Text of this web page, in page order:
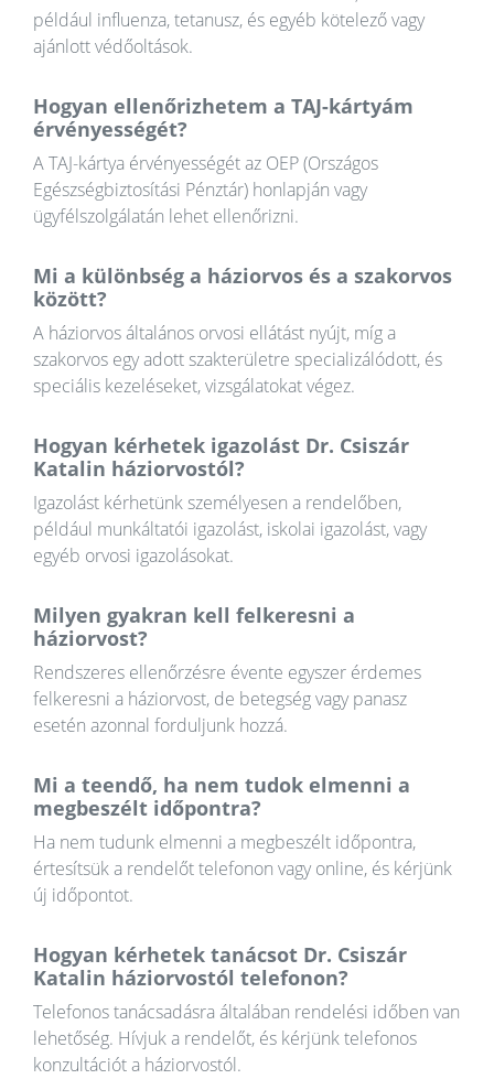
például influenza, tetanusz, és egyéb kötelező vagy
ajánlott védőoltások.
Hogyan ellenőrizhetem a TAJ-kártyám
érvényességét?
A TAJ-kártya érvényességét az OEP (Országos
Egészségbiztosítási Pénztár) honlapján vagy
ügyfélszolgálatán lehet ellenőrizni.
Mi a különbség a háziorvos és a szakorvos
között?
A háziorvos általános orvosi ellátást nyújt, míg a
szakorvos egy adott szakterületre specializálódott, és
speciális kezeléseket, vizsgálatokat végez.
Hogyan kérhetek igazolást Dr. Csiszár
Katalin háziorvostól?
Igazolást kérhetünk személyesen a rendelőben,
például munkáltatói igazolást, iskolai igazolást, vagy
egyéb orvosi igazolásokat.
Milyen gyakran kell felkeresni a
háziorvost?
Rendszeres ellenőrzésre évente egyszer érdemes
felkeresni a háziorvost, de betegség vagy panasz
esetén azonnal forduljunk hozzá.
Mi a teendő, ha nem tudok elmenni a
megbeszélt időpontra?
Ha nem tudunk elmenni a megbeszélt időpontra,
értesítsük a rendelőt telefonon vagy online, és kérjünk
új időpontot.
Hogyan kérhetek tanácsot Dr. Csiszár
Katalin háziorvostól telefonon?
Telefonos tanácsadásra általában rendelési időben van
lehetőség. Hívjuk a rendelőt, és kérjünk telefonos
konzultációt a háziorvostól.